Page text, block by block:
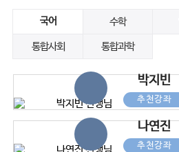
국어 수학
통합사회 통합과학
박지빈
추천강좌
나연진
추천강좌